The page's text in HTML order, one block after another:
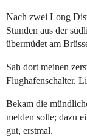
Nach zwei Long
Stunden aus der
übermüdet am
Sah dort meinen
Flughafenschalter.
Bekam die
melden solle; dazu
gut, erstmal.